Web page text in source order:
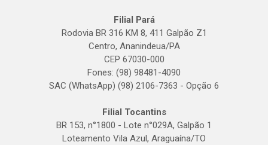
Filial Pará
Rodovia BR 316 KM 8, 411 Galpão Z1
Centro, Ananindeua/PA
CEP 67030-000
Fones: (98) 98481-4090
SAC (WhatsApp) (98) 2106-7363 - Opção 6
Filial Tocantins
BR 153, n°1800 - Lote n°029A, Galpão 1
Loteamento Vila Azul, Araguaína/TO